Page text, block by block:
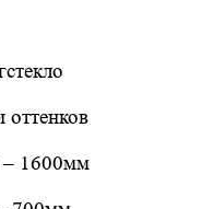
оттенков
– 1600мм